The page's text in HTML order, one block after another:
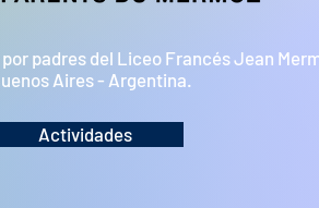
padres del Liceo Francés Jean
Aires - Argentina.
Actividades